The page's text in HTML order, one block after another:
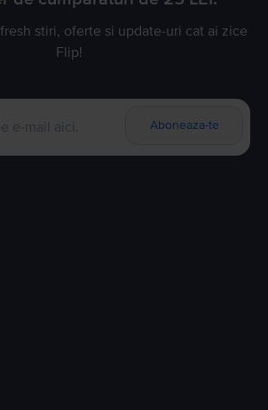
stiri, oferte si update-uri cat ai zice
Flip!
Aboneaza-te